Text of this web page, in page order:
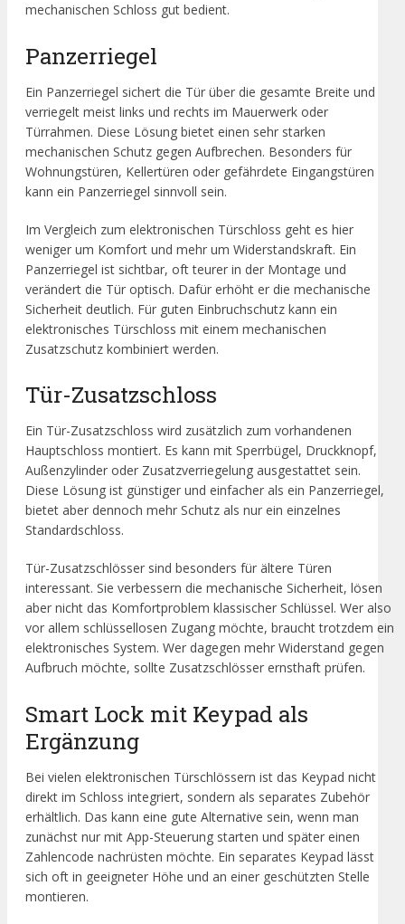
mechanischen Schloss gut bedient.
Panzerriegel
Ein Panzerriegel sichert die Tür über die gesamte Breite und
verriegelt meist links und rechts im Mauerwerk oder
Türrahmen. Diese Lösung bietet einen sehr starken
mechanischen Schutz gegen Aufbrechen. Besonders für
Wohnungstüren, Kellertüren oder gefährdete Eingangstüren
kann ein Panzerriegel sinnvoll sein.
Im Vergleich zum elektronischen Türschloss geht es hier
weniger um Komfort und mehr um Widerstandskraft. Ein
Panzerriegel ist sichtbar, oft teurer in der Montage und
verändert die Tür optisch. Dafür erhöht er die mechanische
Sicherheit deutlich. Für guten Einbruchschutz kann ein
elektronisches Türschloss mit einem mechanischen
Zusatzschutz kombiniert werden.
Tür-Zusatzschloss
Ein Tür-Zusatzschloss wird zusätzlich zum vorhandenen
Hauptschloss montiert. Es kann mit Sperrbügel, Druckknopf,
Außenzylinder oder Zusatzverriegelung ausgestattet sein.
Diese Lösung ist günstiger und einfacher als ein Panzerriegel,
bietet aber dennoch mehr Schutz als nur ein einzelnes
Standardschloss.
Tür-Zusatzschlösser sind besonders für ältere Türen
interessant. Sie verbessern die mechanische Sicherheit, lösen
aber nicht das Komfortproblem klassischer Schlüssel. Wer also
vor allem schlüssellosen Zugang möchte, braucht trotzdem ein
elektronisches System. Wer dagegen mehr Widerstand gegen
Aufbruch möchte, sollte Zusatzschlösser ernsthaft prüfen.
Smart Lock mit Keypad als
Ergänzung
Bei vielen elektronischen Türschlössern ist das Keypad nicht
direkt im Schloss integriert, sondern als separates Zubehör
erhältlich. Das kann eine gute Alternative sein, wenn man
zunächst nur mit App-Steuerung starten und später einen
Zahlencode nachrüsten möchte. Ein separates Keypad lässt
sich oft in geeigneter Höhe und an einer geschützten Stelle
montieren.